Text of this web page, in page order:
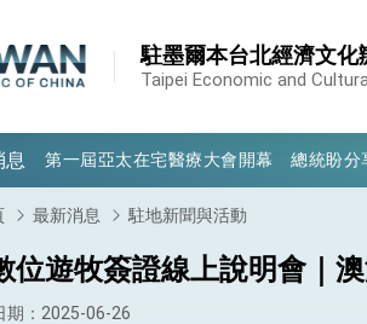
駐墨爾本台北經濟文化
Taipei Economic and
息
外交部重要言論
第一屆亞太在宅醫療大會開幕 總統盼分
外交部發布WHA文宣影片「台灣醫療點
總統出訪史瓦帝尼返國談話 強調臺灣人
堅定走向世界 賴總統抵達史瓦帝尼王國進
最新消息 駐地新聞與活動
位遊牧簽證線上說明會｜
期：2025-06-26